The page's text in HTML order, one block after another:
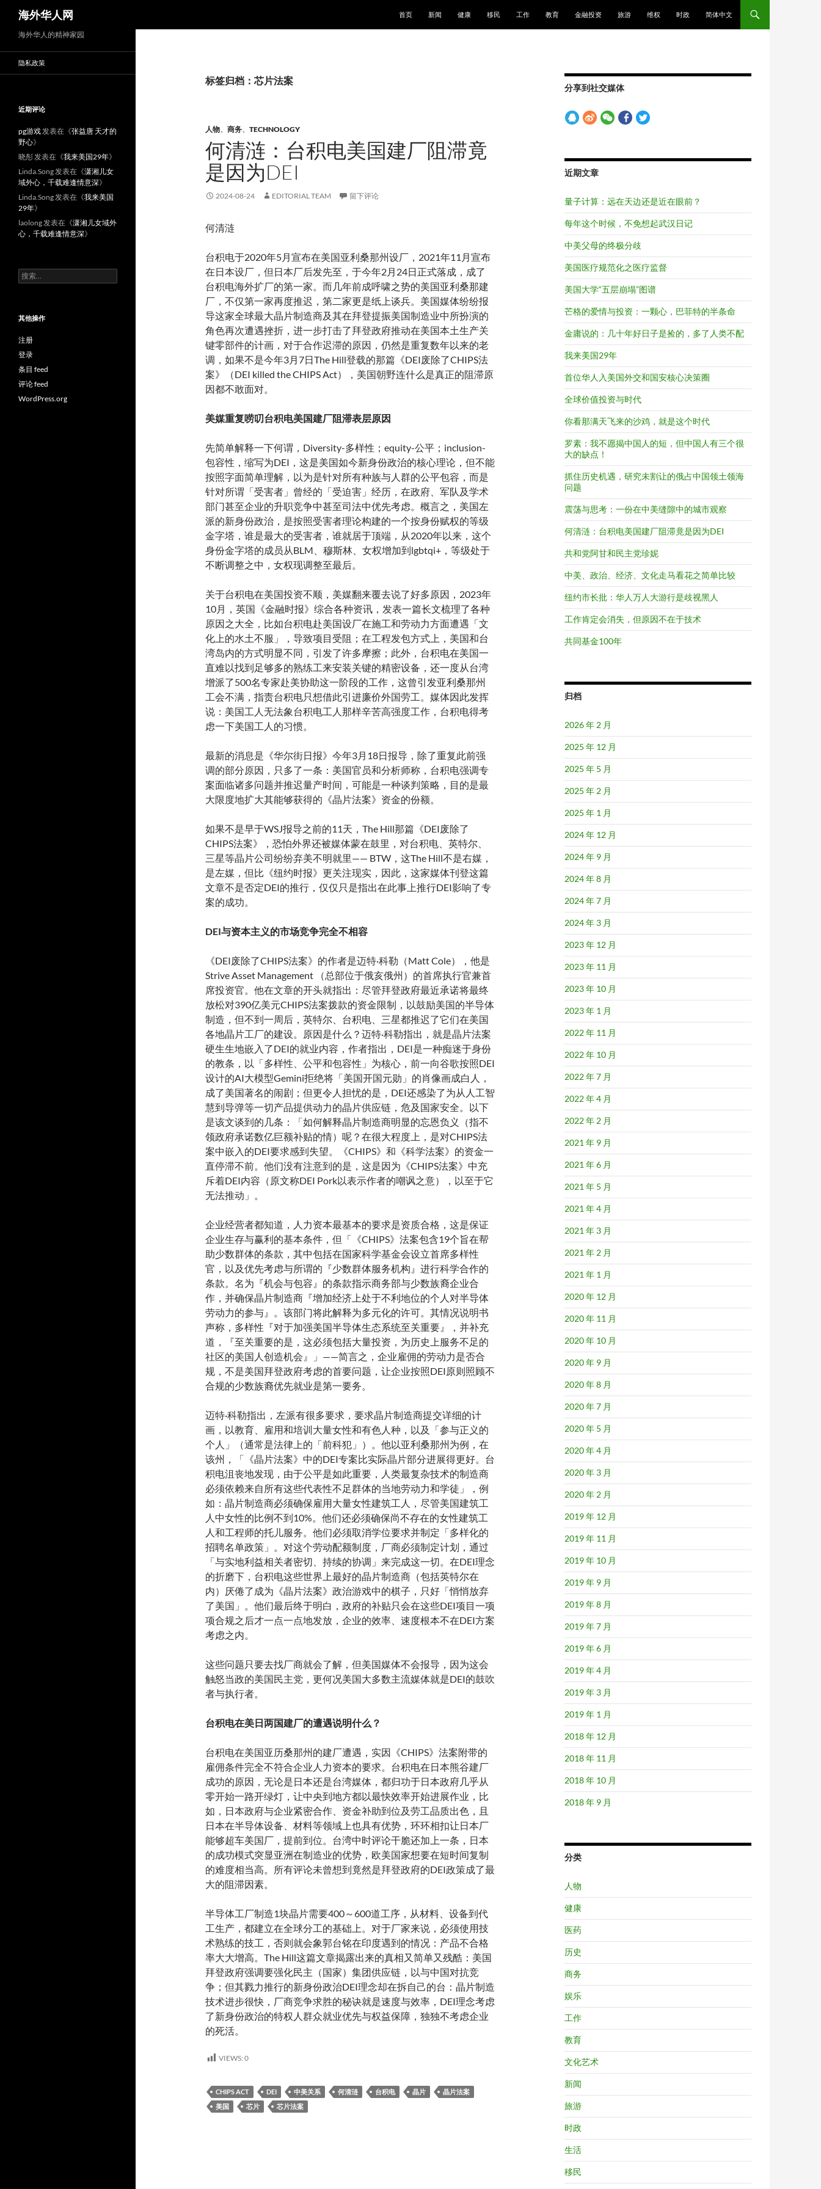
海外华人网
首页
新闻 健康 移民 工作 教育 金融投资 旅游 维权 时政 简体中文
标签归档：芯片法案
人物、 商务、 TECHNOLOGY
何清涟：台积电美国建厂阻滞竟
是因为DEI
2024-08-24 EDITORIAL TEAM 留下评论
何清涟
台积电于2020年5月宣布在美国亚利桑那州设厂，2021年11月宣布
在日本设厂，但日本厂后发先至，于今年2月24日正式落成，成了
台积电海外扩厂的第一家。而几年前成呼啸之势的美国亚利桑那建
厂，不仅第一家再度推迟，第二家更是纸上谈兵。美国媒体纷纷报
导这家全球最大晶片制造商及其在拜登提振美国制造业中所扮演的
角色再次遭遇挫折，进一步打击了拜登政府推动在美国本土生产关
键零部件的计画，对于合作迟滞的原因，仍然是重复数年以来的老
调，如果不是今年3月7日The Hill登载的那篇《DEI废除了CHIPS法
案》（DEI killed the CHIPS Act），美国朝野连什么是真正的阻滞原
因都不敢面对。
美媒重复唠叨台积电美国建厂阻滞表层原因
先简单解释一下何谓，Diversity-多样性；equity-公平；inclusion-
包容性，缩写为DEI，这是美国如今新身份政治的核心理论，但不能
按照字面简单理解，以为是针对所有种族与人群的公平包容，而是
针对所谓「受害者」曾经的「受迫害」经历，在政府、军队及学术
部门甚至企业的升职竞争中甚至司法中优先考虑。概言之，美国左
派的新身份政治，是按照受害者理论构建的一个按身份赋权的等级
金字塔，谁是最大的受害者，谁就居于顶端，从2020年以来，这个
身份金字塔的成员从BLM、穆斯林、女权增加到lgbtqi+，等级处于
不断调整之中，女权现调整至最后。
关于台积电在美国投资不顺，美媒翻来覆去说了好多原因，2023年
10月，英国《金融时报》综合各种资讯，发表一篇长文梳理了各种
原因之大全，比如台积电赴美国设厂在施工和劳动力方面遭遇「文
化上的水土不服」，导致项目受阻；在工程发包方式上，美国和台
湾岛内的方式明显不同，引发了许多摩擦；此外，台积电在美国一
直难以找到足够多的熟练工来安装关键的精密设备，还一度从台湾
增派了500名专家赴美协助这一阶段的工作，这曾引发亚利桑那州
工会不满，指责台积电只想借此引进廉价外国劳工。媒体因此发挥
说：美国工人无法象台积电工人那样辛苦高强度工作，台积电得考
虑一下美国工人的习惯。
最新的消息是《华尔街日报》今年3月18日报导，除了重复此前强
调的部分原因，只多了一条：美国官员和分析师称，台积电强调专
案面临诸多问题并推迟量产时间，可能是一种谈判策略，目的是最
大限度地扩大其能够获得的《晶片法案》资金的份额。
如果不是早于WSJ报导之前的11天，The Hill那篇《DEI废除了
CHIPS法案》，恐怕外界还被媒体蒙在鼓里，对台积电、英特尔、
三星等晶片公司纷纷弃美不明就里—— BTW，这The Hill不是右媒，
是左媒，但比《纽约时报》更关注现实，因此，这家媒体刊登这篇
文章不是否定DEI的推行，仅仅只是指出在此事上推行DEI影响了专
案的成功。
DEI与资本主义的市场竞争完全不相容
《DEI废除了CHIPS法案》的作者是迈特·科勒（Matt Cole），他是
Strive Asset Management （总部位于俄亥俄州）的首席执行官兼首
席投资官。他在文章的开头就指出：尽管拜登政府最近承诺将最终
放松对390亿美元CHIPS法案拨款的资金限制，以鼓励美国的半导体
制造，但不到一周后，英特尔、台积电、三星都推迟了它们在美国
各地晶片工厂的建设。原因是什么？迈特·科勒指出，就是晶片法案
硬生生地嵌入了DEI的就业内容，作者指出，DEI是一种痴迷于身份
的教条，以「多样性、公平和包容性」为核心，前一向谷歌按照DEI
设计的AI大模型Gemini拒绝将「美国开国元勋」的肖像画成白人，
成了美国著名的闹剧；但更令人担忧的是，DEI还感染了为从人工智
慧到导弹等一切产品提供动力的晶片供应链，危及国家安全。以下
是该文谈到的几条：「如何解释晶片制造商明显的忘恩负义（指不
领政府承诺数亿巨额补贴的情）呢？在很大程度上，是对CHIPS法
案中嵌入的DEI要求感到失望。《CHIPS》和《科学法案》的资金一
直停滞不前。他们没有注意到的是，这是因为《CHIPS法案》中充
斥着DEI内容（原文称DEI Pork以表示作者的嘲讽之意），以至于它
无法推动」。
企业经营者都知道，人力资本最基本的要求是资质合格，这是保证
企业生存与赢利的基本条件，但「《CHIPS》法案包含19个旨在帮
助少数群体的条款，其中包括在国家科学基金会设立首席多样性
官，以及优先考虑与所谓的『少数群体服务机构』进行科学合作的
条款。名为『机会与包容』的条款指示商务部与少数族裔企业合
作，并确保晶片制造商『增加经济上处于不利地位的个人对半导体
劳动力的参与』。该部门将此解释为多元化的许可。其情况说明书
声称，多样性『对于加强美国半导体生态系统至关重要』，并补充
道，『至关重要的是，这必须包括大量投资，为历史上服务不足的
社区的美国人创造机会』」——简言之，企业雇佣的劳动力是否合
规，不是美国拜登政府考虑的首要问题，让企业按照DEI原则照顾不
合规的少数族裔优先就业是第一要务。
迈特·科勒指出，左派有很多要求，要求晶片制造商提交详细的计
画，以教育、雇用和培训大量女性和有色人种，以及「参与正义的
个人」（通常是法律上的「前科犯」）。他以亚利桑那州为例，在
该州，「《晶片法案》中的DEI专案比实际晶片部分进展得更好。台
积电沮丧地发现，由于公平是如此重要，人类最复杂技术的制造商
必须依赖来自所有这些代表性不足群体的当地劳动力和学徒」，例
如：晶片制造商必须确保雇用大量女性建筑工人，尽管美国建筑工
人中女性的比例不到10%。他们还必须确保尚不存在的女性建筑工
人和工程师的托儿服务。他们必须取消学位要求并制定「多样化的
招聘名单政策」。对这个劳动配额制度，厂商必须制定计划，通过
「与实地利益相关者密切、持续的协调」来完成这一切。在DEI理念
的折磨下，台积电这些世界上最好的晶片制造商（包括英特尔在
内）厌倦了成为《晶片法案》政治游戏中的棋子，只好「悄悄放弃
了美国」。他们最后终于明白，政府的补贴只会在这些DEI项目一项
项合规之后才一点一点地发放，企业的效率、速度根本不在DEI方案
考虑之内。
这些问题只要去找厂商就会了解，但美国媒体不会报导，因为这会
触怒当政的美国民主党，更何况美国大多数主流媒体就是DEI的鼓吹
者与执行者。
台积电在美日两国建厂的遭遇说明什么？
台积电在美国亚历桑那州的建厂遭遇，实因《CHIPS》法案附带的
雇佣条件完全不符合企业人力资本的要求。台积电在日本熊谷建厂
成功的原因，无论是日本还是台湾媒体，都归功于日本政府几乎从
零开始一路开绿灯，让中央到地方都以最快效率开始进展作业，比
如，日本政府与企业紧密合作、资金补助到位及劳工品质出色，且
日本在半导体设备、材料等领域上也具有优势，环环相扣让日本厂
能够超车美国厂，提前到位。台湾中时评论干脆还加上一条，日本
的成功模式突显亚洲在制造业的优势，欧美国家想要在短时间复制
的难度相当高。所有评论未曾想到竟然是拜登政府的DEI政策成了最
大的阻滞因素。
半导体工厂制造1块晶片需要400～600道工序，从材料、设备到代
工生产，都建立在全球分工的基础上。对于厂家来说，必须使用技
术熟练的技工，否则就会象郭台铭在印度遇到的情况：产品不合格
率大大增高。The Hill这篇文章揭露出来的真相又简单又残酷：美国
拜登政府强调要强化民主（国家）集团供应链，以与中国对抗竞
争；但其戮力推行的新身份政治DEI理念却在拆自己的台：晶片制造
技术进步很快，厂商竞争求胜的秘诀就是速度与效率，DEI理念考虑
了新身份政治的特权人群众就业优先与权益保障，独独不考虑企业
的死活。
VIEWS: 0
CHIPS ACT DEI 中美关系 何清涟 台积电 晶片
晶片法案
美国
芯片 芯片法案
分享到社交媒体
近期文章
量子计算：远在天边还是近在眼前？
每年这个时候，不免想起武汉日记
中美父母的终极分歧
美国医疗规范化之医疗监督
美国大学“五层崩塌”图谱
芒格的爱情与投资：一颗心，巴菲特的半条命
金庸说的：几十年好日子是捡的，多了人类不配
我来美国29年
首位华人入美国外交和国安核心决策圈
全球价值投资与时代
你看那满天飞来的沙鸡，就是这个时代
罗素：我不愿揭中国人的短，但中国人有三个很
大的缺点！
抓住历史机遇，研究未割让的俄占中国领土领海
问题
震荡与思考：一份在中美缝隙中的城市观察
何清涟：台积电美国建厂阻滞竟是因为DEI
共和党阿甘和民主党珍妮
中美、政治、经济、文化走马看花之简单比较
纽约市长批：华人万人大游行是歧视黑人
工作肯定会消失，但原因不在于技术
共同基金100年
归档
2026 年 2 月
2025 年 12 月
2025 年 5 月
2025 年 2 月
2025 年 1 月
2024 年 12 月
2024 年 9 月
2024 年 8 月
2024 年 7 月
2024 年 3 月
2023 年 12 月
2023 年 11 月
2023 年 10 月
2023 年 1 月
2022 年 11 月
2022 年 10 月
2022 年 7 月
2022 年 4 月
2022 年 2 月
2021 年 9 月
2021 年 6 月
2021 年 5 月
2021 年 4 月
2021 年 3 月
2021 年 2 月
2021 年 1 月
2020 年 12 月
2020 年 11 月
2020 年 10 月
2020 年 9 月
2020 年 8 月
2020 年 7 月
2020 年 5 月
2020 年 4 月
2020 年 3 月
2020 年 2 月
2019 年 12 月
2019 年 11 月
2019 年 10 月
2019 年 9 月
2019 年 8 月
2019 年 7 月
2019 年 6 月
2019 年 4 月
2019 年 3 月
2019 年 1 月
2018 年 12 月
2018 年 11 月
2018 年 10 月
2018 年 9 月
分类
人物
健康
医药
历史
商务
娱乐
工作
教育
文化艺术
新闻
旅游
时政
生活
移民
海外华人的精神家园
隐私政策
近期评论
pg游戏发表在《张益唐 天才的
野心》
晓彤发表在《我来美国29年》
Linda.Song发表在《潇湘儿女
域外心，千载难逢情意深》
Linda.Song发表在《我来美国
29年》
laolong发表在《潇湘儿女域外
心，千载难逢情意深》
搜
索：
其他操作
注册
登录
条目 feed
评论 feed
WordPress.org